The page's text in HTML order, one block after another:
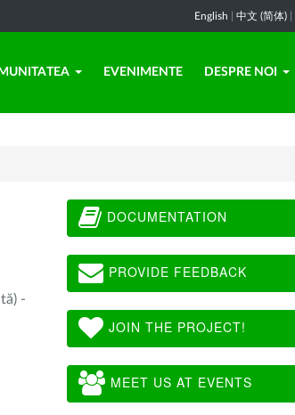
English 中文 (简体)
EVENIMENTE DESPRE NOI
-
DOCUMENTATION
PROVIDE FEEDBACK
JOIN THE PROJECT!
MEET US AT EVENTS